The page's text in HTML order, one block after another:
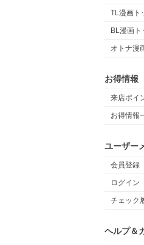
TL漫画ト
BL漫画ト
オトナ漫
お得情報
来店ポイ
お得情報
ユーザー
会員登録
ログイン
チェック
ヘルプ＆